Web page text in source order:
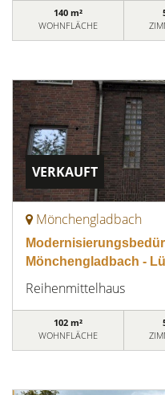
140 m²
WOHNFLÄCHE
VERKAUFT
Mönchengladbach
Mönchengladbach -
Reihenmittelhaus
102 m²
WOHNFLÄCHE